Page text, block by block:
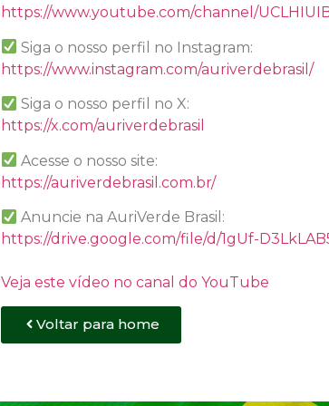
https://www.youtube.com/channel/
Siga o nosso perfil no Instagram:
https://www.instagram.com/auriverdebrasil/
Siga o nosso perfil no X:
https://x.com/auriverdebrasil
Acesse o nosso site:
https://auriverdebrasil.com.br/
Anuncie na AuriVerde Brasil:
https://drive.google.com/file/d/1gUf-
Veja este vídeo no canal do YouTube
Voltar para home